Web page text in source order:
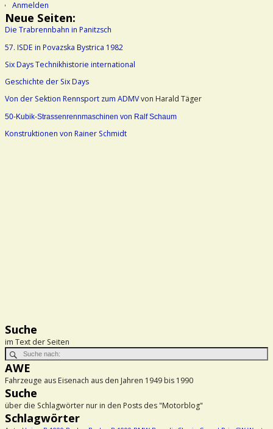
Anmelden
Neue Seiten:
Die Trabrennbahn in Panitzsch
57. ISDE in Povazska Bystrica 1982
Six Days Technikhistorie international
Geschichte der Six Days
Von der Sektion Rennsport zum ADMVvon Harald Täger
50-Kubik-Strassenrennmaschinen von Ralf Schaum
Konstruktionen von Rainer Schmidt
Suche
im Text der Seiten
AWE
Fahrzeuge aus Eisenach aus den Jahren 1949 bis 1990
Suche
über die Schlagwörter nur in den Posts des "Motorblog"
Schlagwörter